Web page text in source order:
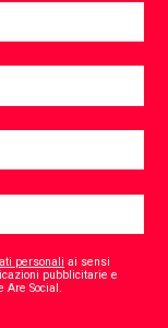
personali ai sensi
pubblicitarie e
Are Social.